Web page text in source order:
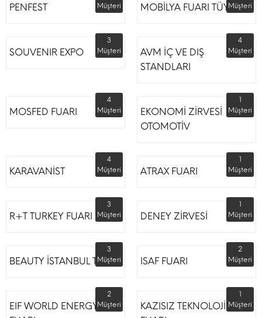
PENFEST
Müşteri
MOBİLYA FUARI TÜYAPMüşteri
SOUVENIR EXPO
3
Müşteri
AVM İÇ VE DIŞ
STANDLARI
4
Müşteri
MOSFED FUARI
4
Müşteri
EKONOMİ ZİRVESİ
OTOMOTİV
1
Müşteri
KARAVANİST
4
Müşteri
ATRAX FUARI
1
Müşteri
R+T TURKEY FUARI
3
Müşteri
DENEY ZİRVESİ
1
Müşteri
BEAUTY İSTANBUL TÜYAP
3
Müşteri
ISAF FUARI
2
Müşteri
EIF WORLD ENERGY
2
Müşteri
KAZISIZ TEKNOLOJİLER
1
Müşteri